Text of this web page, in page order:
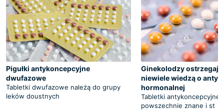
Pigułki antykoncepcyjne
dwufazowe
Tabletki dwufazowe należą do grupy
leków doustnych
Ginekolodzy
niewiele wiedzą o
hormonalnej
Tabletki antykoncepcyjne
powszechnie znane i st